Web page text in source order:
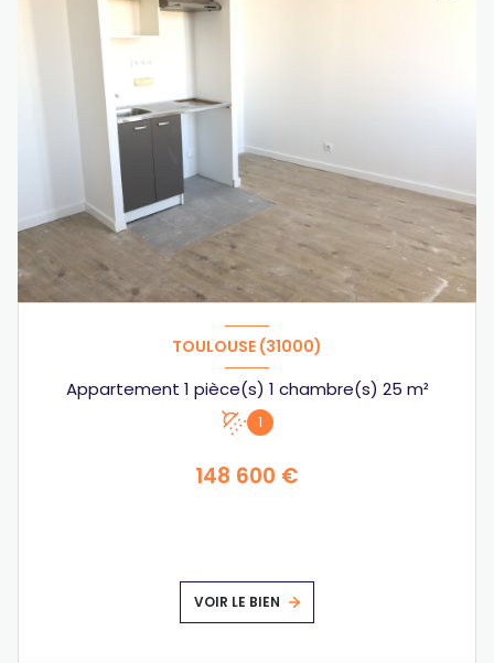
TOULOUSE (31000)
Appartement 1 pièce(s) 1 chambre(s) 25 m²
1
148 600 €
VOIR LE BIEN